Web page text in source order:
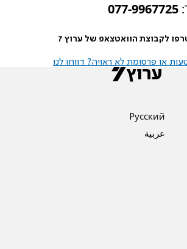
077-9967725
לקבוצת הוואטצאפ של ערוץ 7
או פרסומת לא ראויה? דווחו לנו
Pусский
عربية